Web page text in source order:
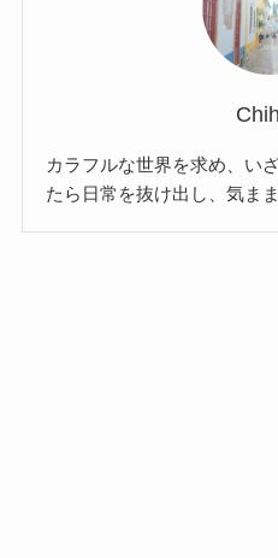
カラフルな世界を求め、い
たら日常を抜け出し、気ま